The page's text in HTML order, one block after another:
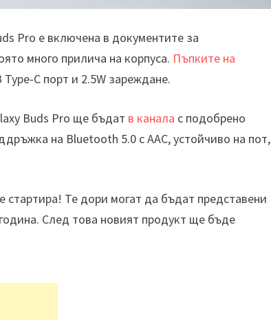
Pro е включена в документите за
много прилича на корпуса. Пъпките на
C порт и 2.5W зареждане.
Buds Pro ще бъдат в канала с подобрено
на Bluetooth 5.0 с AAC, устойчиво на пот,
стартира! Те дори могат да бъдат представени
След това новият продукт ще бъде